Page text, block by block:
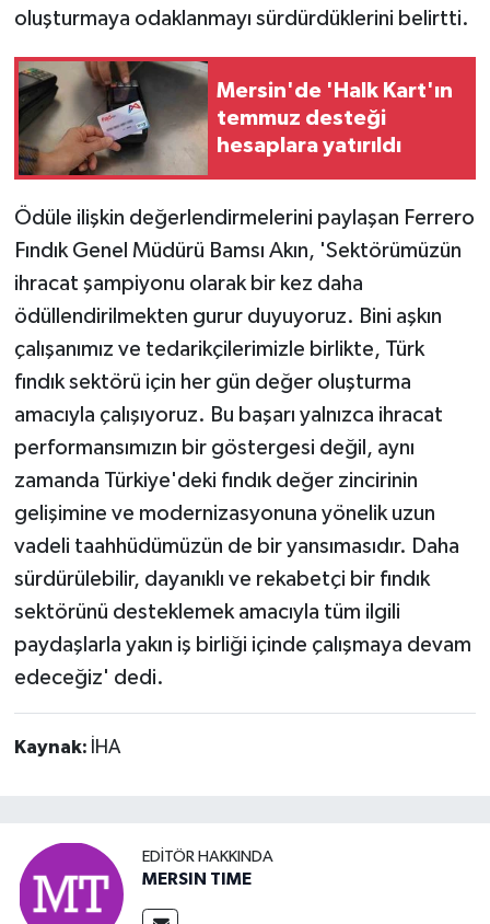
oluşturmaya odaklanmayı sürdürdüklerini belirtti.
Mersin'de 'Halk Kart'ın
temmuz desteği
hesaplara yatırıldı
Ödüle ilişkin değerlendirmelerini paylaşan Ferrero
Fındık Genel Müdürü Bamsı Akın, 'Sektörümüzün
ihracat şampiyonu olarak bir kez daha
ödüllendirilmekten gurur duyuyoruz. Bini aşkın
çalışanımız ve tedarikçilerimizle birlikte, Türk
fındık sektörü için her gün değer oluşturma
amacıyla çalışıyoruz. Bu başarı yalnızca ihracat
performansımızın bir göstergesi değil, aynı
zamanda Türkiye'deki fındık değer zincirinin
gelişimine ve modernizasyonuna yönelik uzun
vadeli taahhüdümüzün de bir yansımasıdır. Daha
sürdürülebilir, dayanıklı ve rekabetçi bir fındık
sektörünü desteklemek amacıyla tüm ilgili
paydaşlarla yakın iş birliği içinde çalışmaya devam
edeceğiz' dedi.
Kaynak: İHA
EDITÖR HAKKINDA
MERSIN TIME